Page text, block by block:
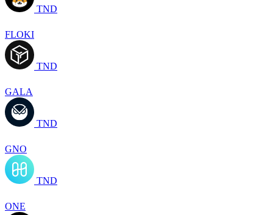
TND
FLOKI
TND
GALA
TND
GNO
TND
ONE